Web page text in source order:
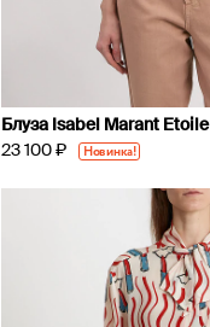
Блуза Isabel Marant Etoile
23 100 ₽ Новинка!